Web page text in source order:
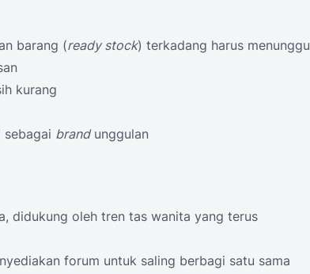
barang (ready stock) terkadang harus menunggu
kurang
brandunggulan
didukung oleh tren tas wanita yang terus
forum untuk saling berbagi satu sama